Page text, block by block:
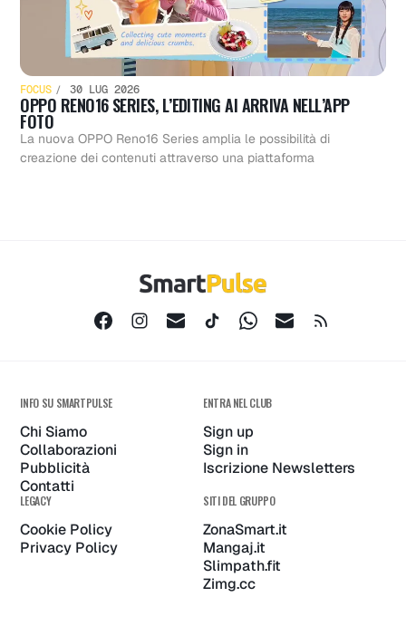
FOCUS 30 LUG 2026
OPPO RENO16 SERIES, L’EDITING AI ARRIVA NELL’APP
FOTO
La nuova OPPO Reno16 Series amplia le possibilità di
creazione dei contenuti attraverso una piattaforma
INFO SU SMARTPULSE
Chi Siamo
Collaborazioni
Pubblicità
Contatti
ENTRA NEL CLUB
Sign up
Sign in
Iscrizione Newsletters
LEGACY
Cookie Policy
Privacy Policy
SITI DEL GRUPPO
ZonaSmart.it
Mangaj.it
Slimpath.fit
Zimg.cc